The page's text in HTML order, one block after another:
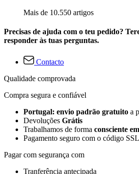
Mais de 10.550 artigos
Precisas de ajuda com o teu pedido?
responder às tuas perguntas.
Contacto
Qualidade comprovada
Compra segura e confiável
Portugal: envio padrão gratuito a
Devoluções Grátis
Trabalhamos de forma consciente
Pagamento seguro com o código SSL
Pagar com segurança com
Tranferência antecipada